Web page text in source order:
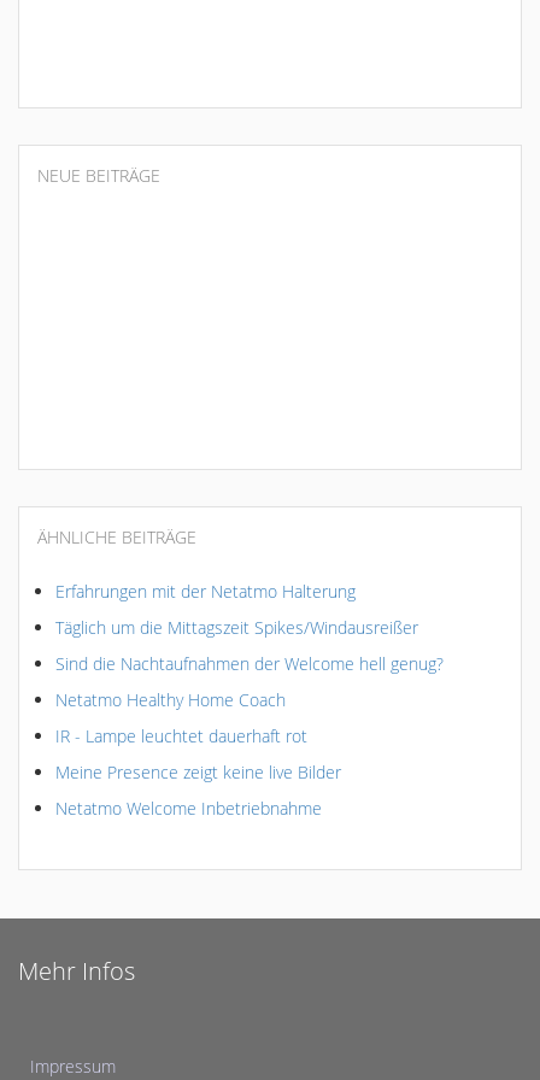
NEUE BEITRÄGE
ÄHNLICHE BEITRÄGE
Erfahrungen mit der Netatmo Halterung
Täglich um die Mittagszeit Spikes/Windausreißer
Sind die Nachtaufnahmen der Welcome hell genug?
Netatmo Healthy Home Coach
IR - Lampe leuchtet dauerhaft rot
Meine Presence zeigt keine live Bilder
Netatmo Welcome Inbetriebnahme
Mehr Infos
Impressum